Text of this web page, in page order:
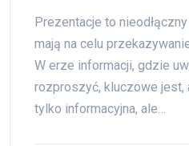
Prezentacje to
mają na celu
W erze informacji, gdzie
rozproszyć, kluczowe jest,
tylko informacyjna, ale…